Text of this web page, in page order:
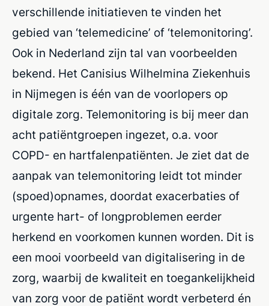
verschillende initiatieven te vinden het
gebied van ‘telemedicine’ of ‘telemonitoring’.
Ook in Nederland zijn tal van voorbeelden
bekend. Het Canisius Wilhelmina Ziekenhuis
in Nijmegen is één van de voorlopers op
digitale zorg. Telemonitoring is bij meer dan
acht patiëntgroepen ingezet, o.a. voor
COPD- en hartfalenpatiënten. Je ziet dat de
aanpak van telemonitoring leidt tot minder
(spoed)opnames, doordat exacerbaties of
urgente hart- of longproblemen eerder
herkend en voorkomen kunnen worden. Dit is
een mooi voorbeeld van digitalisering in de
zorg, waarbij de kwaliteit en toegankelijkheid
van zorg voor de patiënt wordt verbeterd én